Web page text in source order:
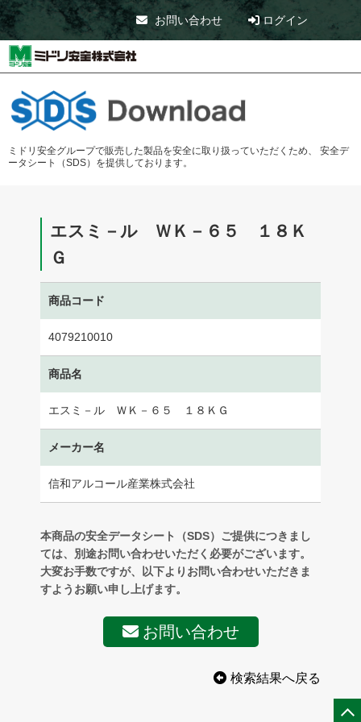
ログイン
お問い合わせ
ミドリ安全グループで販売した製品を安全に取り扱っていただくため、
安全デ
ータシート（SDS）を提供しております。
エスミ－ル ＷＫ－６５ １８Ｋ
Ｇ
商品コード
4079210010
商品名
エスミ－ル ＷＫ－６５ １８ＫＧ
メーカー名
信和アルコール産業株式会社
本商品の安全データシート（SDS）ご提供につきまし
ては、別途お問い合わせいただく必要がございます。
大変お手数ですが、以下よりお問い合わせいただきま
すようお願い申し上げます。
お問い合わせ
検索結果へ戻る